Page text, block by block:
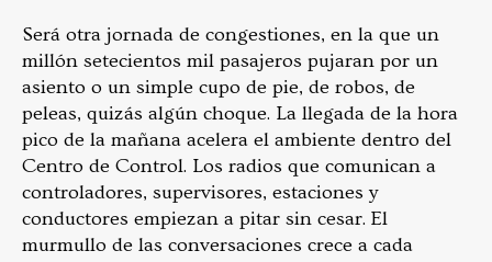
Será otra jornada de congestiones, en la que un
millón setecientos mil pasajeros pujaran por un
asiento o un simple cupo de pie, de robos, de
peleas, quizás algún choque. La llegada de la hora
pico de la mañana acelera el ambiente dentro del
Centro de Control. Los radios que comunican a
controladores, supervisores, estaciones y
conductores empiezan a pitar sin cesar. El
murmullo de las conversaciones crece a cada